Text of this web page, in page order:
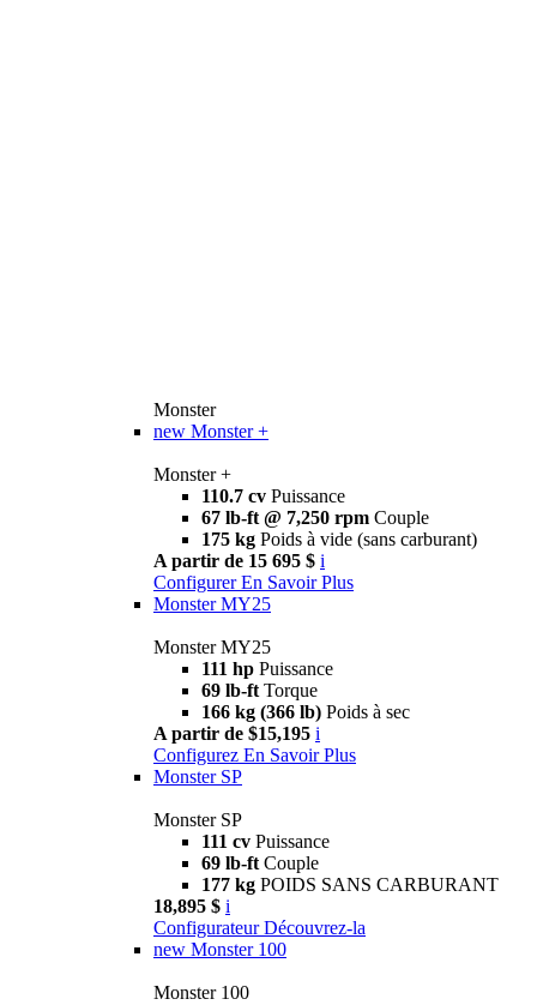
Monster
new Monster +
Monster +
110.7 cv Puissance
67 lb-ft @ 7,250 rpm Couple
175 kg Poids à vide (sans carburant)
A partir de 15 695 $ i
Configurer En Savoir Plus
Monster MY25
Monster MY25
111 hp Puissance
69 lb-ft Torque
166 kg (366 lb) Poids à sec
A partir de $15,195 i
Configurez En Savoir Plus
Monster SP
Monster SP
111 cv Puissance
69 lb-ft Couple
177 kg POIDS SANS CARBURANT
18,895 $ i
Configurateur Découvrez-la
new Monster 100
Monster 100